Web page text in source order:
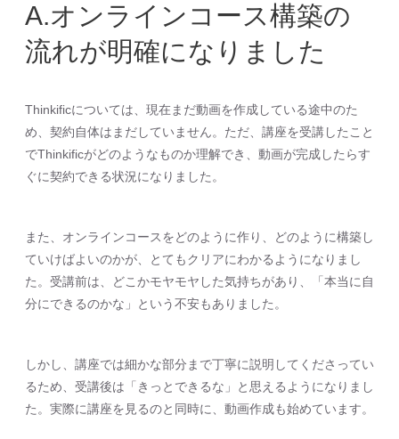
A.オンラインコース構築の
流れが明確になりました
Thinkificについては、現在まだ動画を作成している途中のた
め、契約自体はまだしていません。ただ、講座を受講したこと
でThinkificがどのようなものか理解でき、動画が完成したらす
ぐに契約できる状況になりました。
また、オンラインコースをどのように作り、どのように構築し
ていけばよいのかが、とてもクリアにわかるようになりまし
た。受講前は、どこかモヤモヤした気持ちがあり、「本当に自
分にできるのかな」という不安もありました。
しかし、講座では細かな部分まで丁寧に説明してくださってい
るため、受講後は「きっとできるな」と思えるようになりまし
た。実際に講座を見るのと同時に、動画作成も始めています。